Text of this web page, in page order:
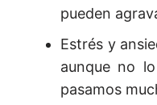
pueden
Estrés y
aunque no
pasamos